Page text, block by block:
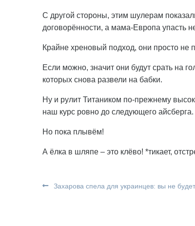
С другой стороны, этим шулерам
договорённости, а мама-Европа упасть
Крайне хреновый подход, они просто не
Если можно, значит они будут срать на
которых снова развели на бабки.
Ну и рулит Титаником по-прежнему
наш курс ровно до следующего айсберга.
Но пока плывём!
А ёлка в шляпе – это клёво! *тикает,
Захарова спела для украинцев: вы не